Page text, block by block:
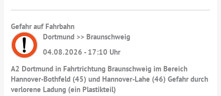
Gefahr auf Fahrbahn
Dortmund >> Braunschweig
04.08.2026 - 17:10 Uhr
A2 Dortmund in Fahrtrichtung Braunschweig im Bereich
Hannover-Bothfeld (45) und Hannover-Lahe (46) Gefahr durch
verlorene Ladung (ein Plastikteil)